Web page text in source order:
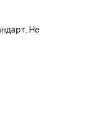
Не